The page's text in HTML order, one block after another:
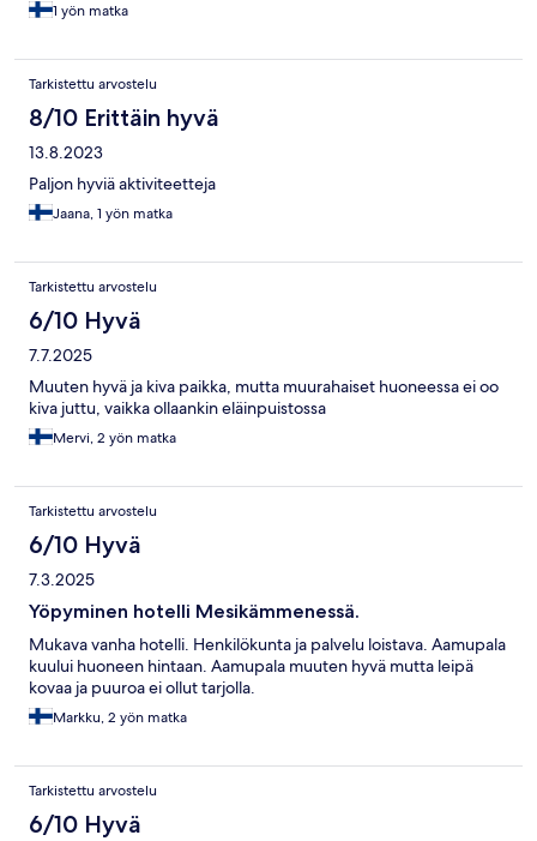
1 yön matka
Tarkistettu arvostelu
8/10 Erittäin hyvä
13.8.2023
Paljon hyviä aktiviteetteja
Jaana, 1 yön matka
Tarkistettu arvostelu
6/10 Hyvä
7.7.2025
Muuten hyvä ja kiva paikka, mutta muurahaiset huoneessa ei oo
kiva juttu, vaikka ollaankin eläinpuistossa
Mervi, 2 yön matka
Tarkistettu arvostelu
6/10 Hyvä
7.3.2025
Yöpyminen hotelli Mesikämmenessä.
Mukava vanha hotelli. Henkilökunta ja palvelu loistava. Aamupala
kuului huoneen hintaan. Aamupala muuten hyvä mutta leipä
kovaa ja puuroa ei ollut tarjolla.
Markku, 2 yön matka
Tarkistettu arvostelu
6/10 Hyvä